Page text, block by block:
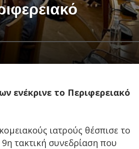
ενέκρινε το Περιφερειακό
ιατρούς θέσπισε το
τακτική συνεδρίαση που